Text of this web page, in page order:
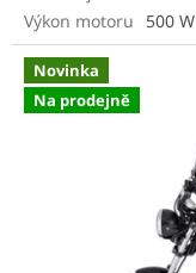
Výkon motoru
500 W
Novinka
Na prodejně